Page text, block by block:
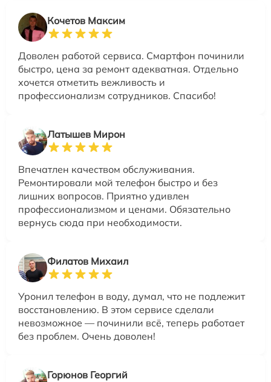
Кочетов Максим
Доволен работой сервиса. Смартфон починили
быстро, цена за ремонт адекватная. Отдельно
хочется отметить вежливость и
профессионализм сотрудников. Спасибо!
Латышев Мирон
Впечатлен качеством обслуживания.
Ремонтировали мой телефон быстро и без
лишних вопросов. Приятно удивлен
профессионализмом и ценами. Обязательно
вернусь сюда при необходимости.
Филатов Михаил
Уронил телефон в воду, думал, что не подлежит
восстановлению. В этом сервисе сделали
невозможное — починили всё, теперь работает
без проблем. Очень доволен!
Горюнов Георгий